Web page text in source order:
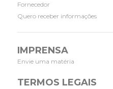
Fornecedor
Quero receber informações
IMPRENSA
Envie uma matéria
TERMOS LEGAIS